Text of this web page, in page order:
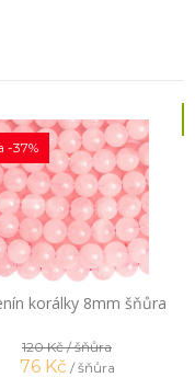
korálky 8mm šňůra
-37%
120 Kč/ šňůra
76 Kč / šňůra